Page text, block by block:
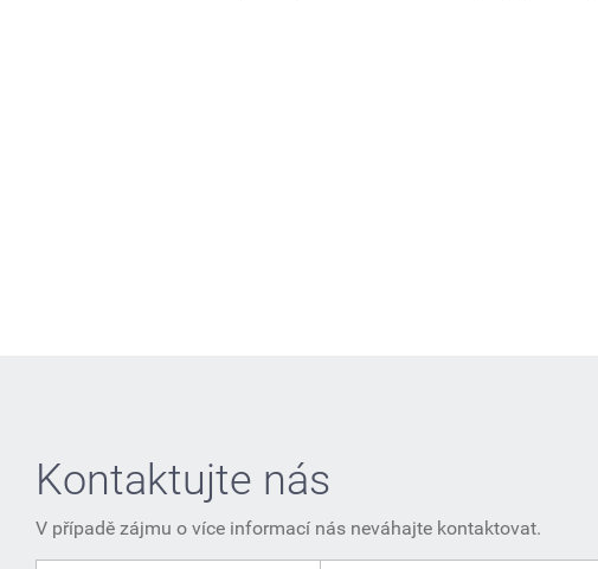
Kontaktujte nás
V případě zájmu o více informací nás neváhajte kontaktovat.